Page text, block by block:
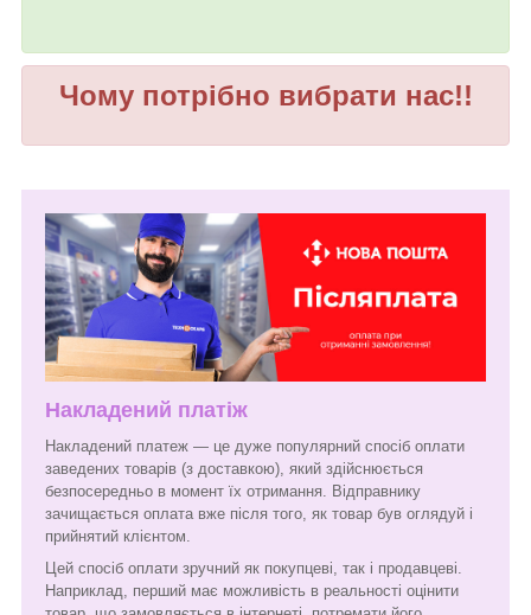
Чому потрібно вибрати нас!!
Накладений платіж
Накладений платеж — це дуже популярний спосіб оплати
заведених товарів (з доставкою), який здійснюється
безпосередньо в момент їх отримання. Відправнику
зачищається оплата вже після того, як товар був оглядуй і
прийнятий клієнтом.
Цей спосіб оплати зручний як покупцеві, так і продавцеві.
Наприклад, перший має можливість в реальності оцінити